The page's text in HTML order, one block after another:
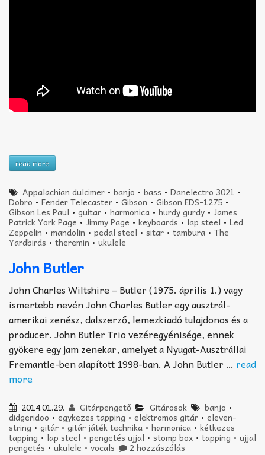
read more
Appalachian dulcimer •banjo •bass •Danelectro 3021 •
Dobro• Fender Telecaster • Gibson • Gibson EDS-1275 •
Gibson Les Paul • guitar • harmonica • hurdy gurdy • James
Patrick York Page• Jimmy Page • keyboards •lap steel • Led
Zeppelin • mandolin • pedal steel • sitar • tambura • The
Yardbirds • theremin • ukulele
John Butler
John Charles Wiltshire – Butler (1975. április 1.) vagy
ismertebb nevén John Charles Butler egy ausztrál-
amerikai zenész, dalszerző, lemezkiadó tulajdonos és a
producer. John Butler Trio vezéregyénisége, ennek
gyökere egy jam zenekar, amelyet a Nyugat-Ausztráliai
Fremantle-ben alapított 1998-ban. A John Butler … read
more
2014.01.29. Gitárpengető Gitárosok banjo •
didgeridoo • egykezes tapping • elektromos gitár • eleven-
string • gitár • gitár játék technika • harmonica • kétkezes
tapping • lap steel • pengetés ujjal • stomp box • tapping • ujjal
pengetés • ukulele • vocals 2 hozzászólás